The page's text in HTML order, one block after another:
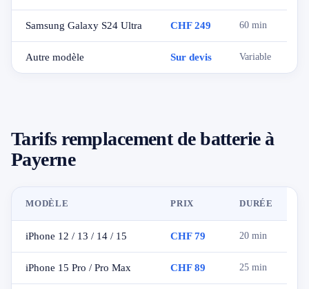
Samsung Galaxy S24 Ultra CHF 249 60 min
Autre modèle Sur devis Variable
Tarifs remplacement de batterie à
Payerne
MODÈLE PRIX DURÉE
iPhone 12 / 13 / 14 / 15 CHF 79 20 min
iPhone 15 Pro / Pro Max CHF 89 25 min